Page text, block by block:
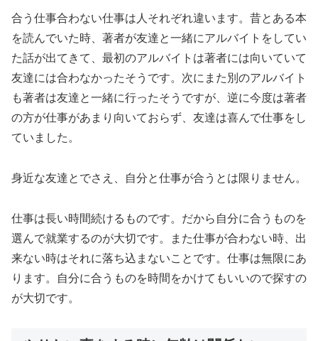
合う仕事合わない仕事は人それぞれ違います。昔とある本
を読んでいた時、著者が友達と一緒にアルバイトをしてい
た話が出てきて、最初のアルバイトは著者には向いていて
友達には合わなかったそうです。次にまた別のアルバイト
も著者は友達と一緒に行ったそうですが、逆に今度は著者
の方が仕事があまり向いておらず、友達は喜んで仕事をし
ていました。
身近な友達とでさえ、自分と仕事が合うとは限りません。
仕事は長い時間続けるものです。だから自分に合うものを
選んで就業するのが大切です。また仕事が合わない時、出
来ない時はそれに落ち込まないことです。仕事は無限にあ
ります。自分に合うものを時間をかけてもいいので探すの
が大切です。